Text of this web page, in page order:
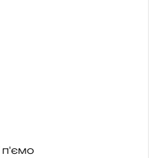
п'ємо